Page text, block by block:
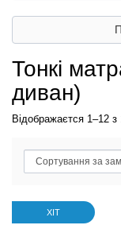
Тонкі
диван)
Відображаєтся 1–12 з
ХІТ